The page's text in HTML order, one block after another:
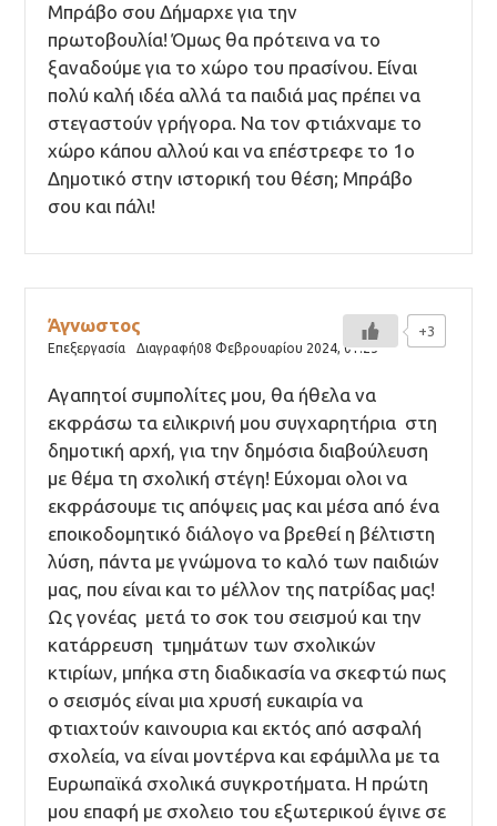
Μπράβο σου Δήμαρχε για την
πρωτοβουλία! Όμως θα πρότεινα να το
ξαναδούμε για το χώρο του πρασίνου. Είναι
πολύ καλή ιδέα αλλά τα παιδιά μας πρέπει να
στεγαστούν γρήγορα. Να τον φτιάχναμε το
χώρο κάπου αλλού και να επέστρεφε το 1ο
Δημοτικό στην ιστορική του θέση; Μπράβο
σου και πάλι!
Άγνωστος
Επεξεργασία Διαγραφή08 Φεβρουαρίου 2024,01:25
Αγαπητοί συμπολίτες μου, θα ήθελα να
εκφράσω τα ειλικρινή μου συγχαρητήρια στη
δημοτική αρχή, για την δημόσια διαβούλευση
με θέμα τη σχολική στέγη! Εύχομαι ολοι να
εκφράσουμε τις απόψεις μας και μέσα από ένα
εποικοδομητικό διάλογο να βρεθεί η βέλτιστη
λύση, πάντα με γνώμονα το καλό των παιδιών
μας, που είναι και το μέλλον της πατρίδας μας!
Ως γονέας μετά το σοκ του σεισμού και την
κατάρρευση τμημάτων των σχολικών
κτιρίων, μπήκα στη διαδικασία να σκεφτώ πως
ο σεισμός είναι μια χρυσή ευκαιρία να
φτιαχτούν καινουρια και εκτός από ασφαλή
σχολεία, να είναι μοντέρνα και εφάμιλλα με τα
Ευρωπαϊκά σχολικά συγκροτήματα. Η πρώτη
μου επαφή με σχολειο του εξωτερικού έγινε σε
+3